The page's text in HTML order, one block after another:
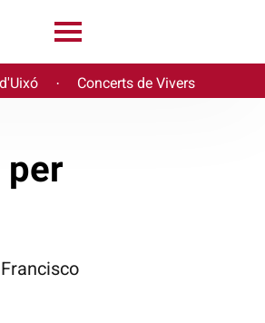
· Concerts de Vivers
per